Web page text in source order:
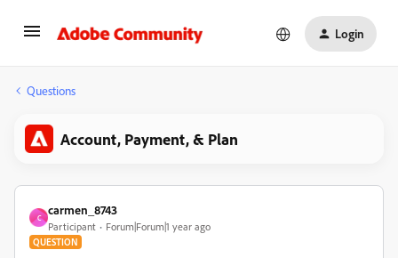
Login
Questions
Account, Payment, & Plan
C
carmen_8743
Participant Forum|Forum|1 year ago
QUESTION